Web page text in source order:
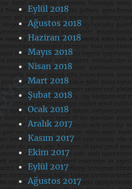
Eylül 2018
Ağustos 2018
Haziran 2018
Mayıs 2018
Nisan 2018
Mart 2018
Şubat 2018
Ocak 2018
Aralık 2017
Kasım 2017
Ekim 2017
Eylül 2017
Ağustos 2017